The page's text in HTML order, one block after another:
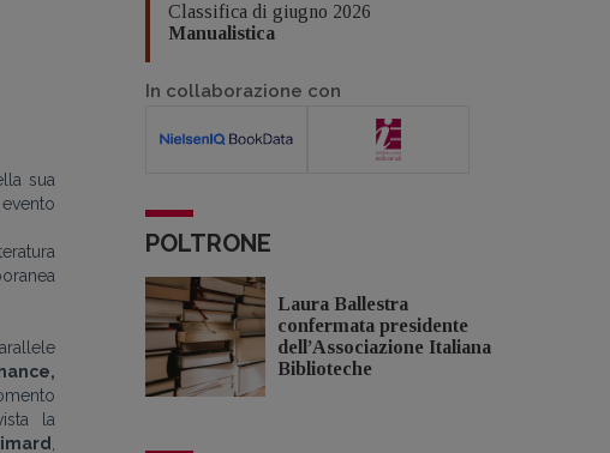
sua
la
Classifica di giugno 2026
Manualistica
In collaborazione con
POLTRONE
Laura Ballestra
confermata presidente
dell’Associazione Italiana
Biblioteche